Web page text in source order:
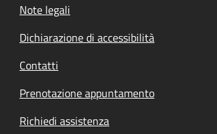
Note legali
Dichiarazione di accessibilità
Contatti
Prenotazione appuntamento
Richiedi assistenza